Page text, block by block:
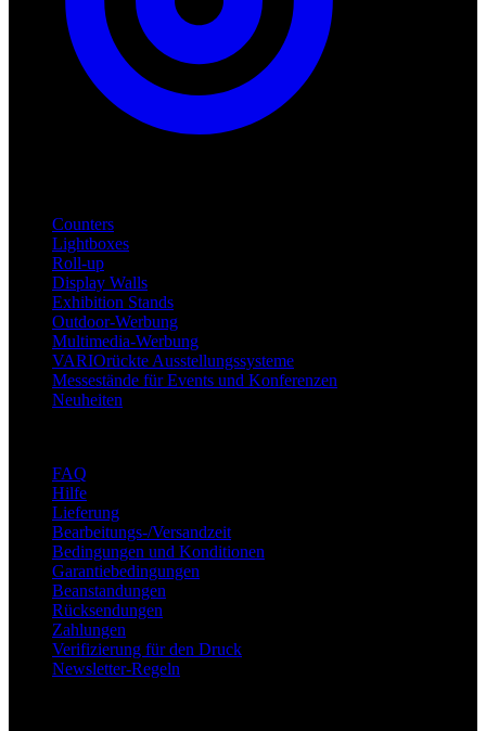
Counters
Lightboxes
Roll-up
Display Walls
Exhibition Stands
Outdoor-Werbung
Multimedia-Werbung
VARIOrückte Ausstellungssysteme
Messestände für Events und Konferenzen
Neuheiten
FAQ
Hilfe
Lieferung
Bearbeitungs-/Versandzeit
Bedingungen und Konditionen
Garantiebedingungen
Beanstandungen
Rücksendungen
Zahlungen
Verifizierung für den Druck
Newsletter-Regeln